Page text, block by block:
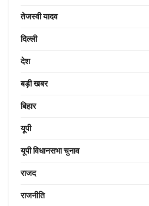
तेजस्वी यादव
दिल्ली
देश
बड़ी खबर
बिहार
यूपी
यूपी विधानसभा चुनाव
राजद
राजनीति